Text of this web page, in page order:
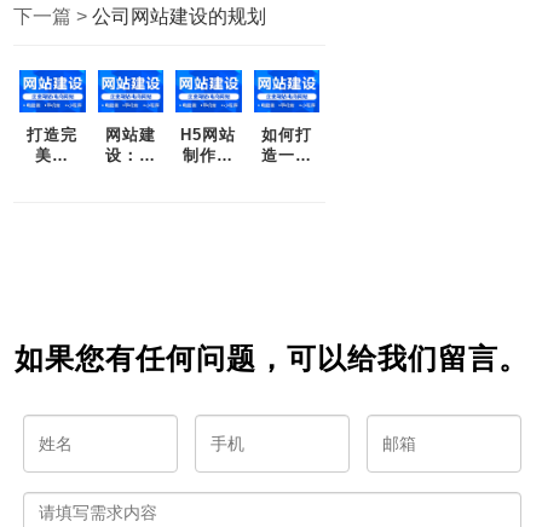
下一篇 > 公司网站建设的规划
打造完
美网
网站建
设：解
H5网站
制作：
如何打
造一个
如果您有任何问题，可以给我们留言。